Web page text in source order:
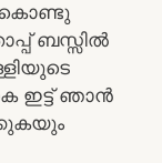
കൊണ്ടു
ബസ്സിൽ
ഇട്ട് ഞാൻ